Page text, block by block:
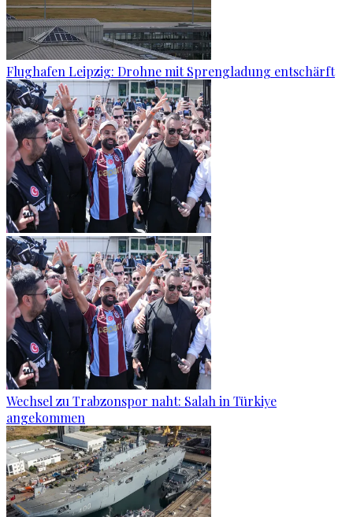
Flughafen Leipzig: Drohne mit Sprengladung entschärft
Wechsel zu Trabzonspor naht: Salah in Türkiye
angekommen